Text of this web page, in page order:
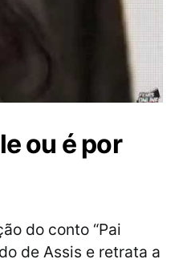
ou é por
do conto “Pai
de Assis e retrata a